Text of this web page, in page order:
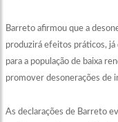
Barreto afirmou que a
produzirá efeitos práticos, já
para a população de baixa
promover desonerações de
As declarações de Barreto